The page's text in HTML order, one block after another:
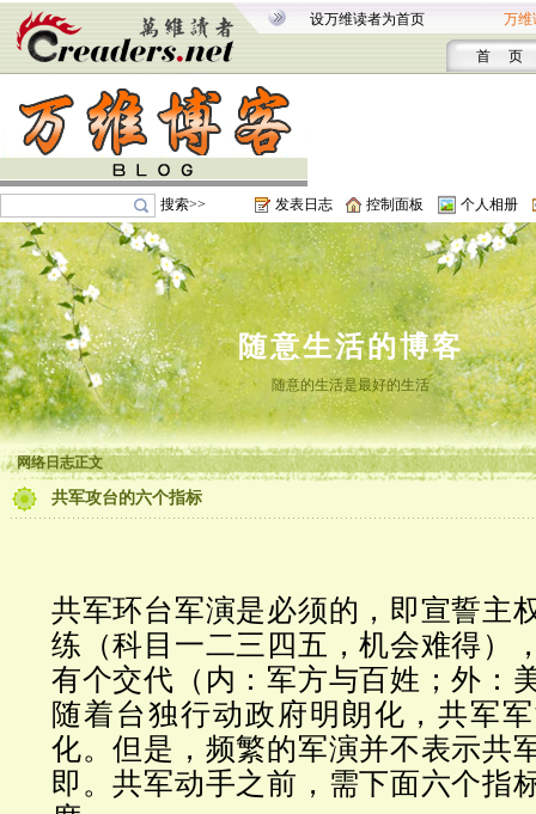
设万维读者为首页 万维
首 页
搜索>> 发表日志 控制面板 个人相册
随意生活的博客
随意的生活是最好的生活
网络日志正文
共军攻台的六个指标
共军环台军演是必须的，即宣誓主
练（科目一二三四五，机会难得）
有个交代（内：军方与百姓；外：
随着台独行动政府明朗化，共军
化。但是，频繁的军演并不表示共
即。共军动手之前，需下面六个指